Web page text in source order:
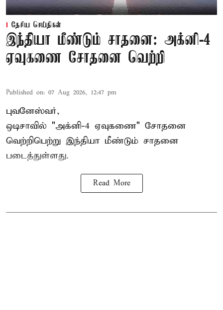
தேசிய செய்திகள்
இந்தியா மீண்டும் சாதனை: அக்னி-4
ஏவுகணை சோதனை வெற்றி
Published on: 07 Aug 2026, 12:47 pm
புவனேஸ்வர்,
ஒடிசாவில் "அக்னி-4 ஏவுகணை" சோதனை
வெற்றிபெற்று இந்தியா மீண்டும் சாதனை
படைத்துள்ளது.
Read More